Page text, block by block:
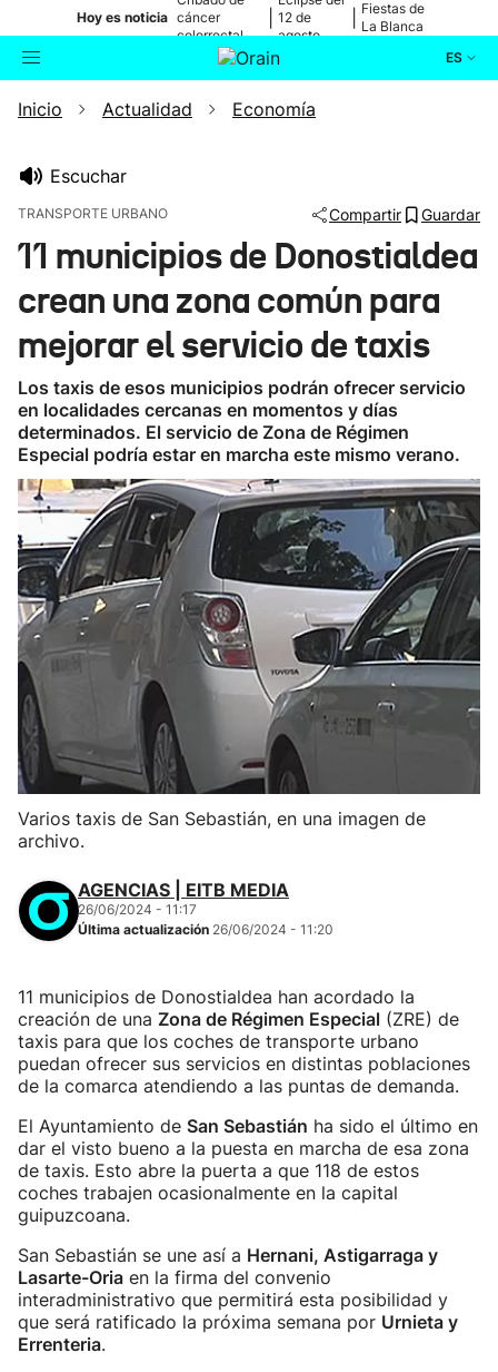
Hoy es noticia cáncer
colorrectal
12 de
agosto
Fiestas de
La Blanca
ES
Buscador Actualidad
Ikusmiran
Eguraldia
Inicio Actualidad Economía
Escuchar
TRANSPORTE URBANO Compartir Guardar
11 municipios de Donostialdea
crean una zona común para
mejorar el servicio de taxis
Los taxis de esos municipios podrán ofrecer servicio
en localidades cercanas en momentos y días
determinados. El servicio de Zona de Régimen
Especial podría estar en marcha este mismo verano.
Varios taxis de San Sebastián, en una imagen de
archivo.
AGENCIAS | EITB MEDIA
26/06/2024 - 11:17
Última actualización 26/06/2024 - 11:20
11 municipios de Donostialdea han acordado la
creación de una Zona de Régimen Especial (ZRE) de
taxis para que los coches de transporte urbano
puedan ofrecer sus servicios en distintas poblaciones
de la comarca atendiendo a las puntas de demanda.
El Ayuntamiento de San Sebastián ha sido el último en
dar el visto bueno a la puesta en marcha de esa zona
de taxis. Esto abre la puerta a que 118 de estos
coches trabajen ocasionalmente en la capital
guipuzcoana.
San Sebastián se une así a Hernani, Astigarraga y
Lasarte-Oria en la firma del convenio
interadministrativo que permitirá esta posibilidad y
que será ratificado la próxima semana por Urnieta y
Errenteria.